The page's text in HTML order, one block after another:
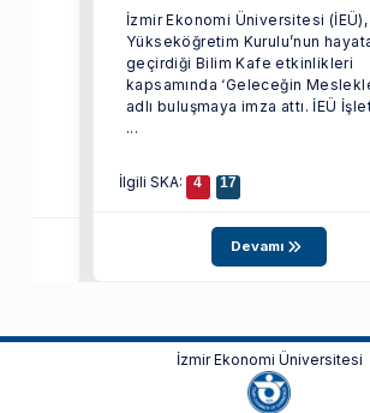
İzmir Ekonomi Üniversitesi (İEÜ),
Yükseköğretim Kurulu’nun
geçirdiği Bilim Kafe etkinlikleri
kapsamında ‘Geleceğin
adlı buluşmaya imza attı. İEÜ
...
İlgili SKA: 4 17
Devamı
İzmir Ekonomi Üniversitesi